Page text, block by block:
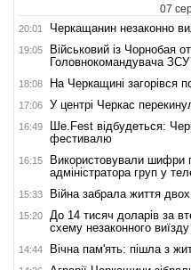
07
20:01 Черкащанин незаконно
19:05
Військовий із Чорнобая
Головнокомандувача ЗСУ
18:08 На Черкащині загорівся
17:06 У центрі Черкас
16:49
Ше.Fest відбудеться:
фестивалю
16:15
Використовували шифри
адміністратора груп у
15:33 Війна забрала життя
15:20
До 14 тисяч доларів за
схему незаконного
14:44 Вічна пам'ять: пішла з